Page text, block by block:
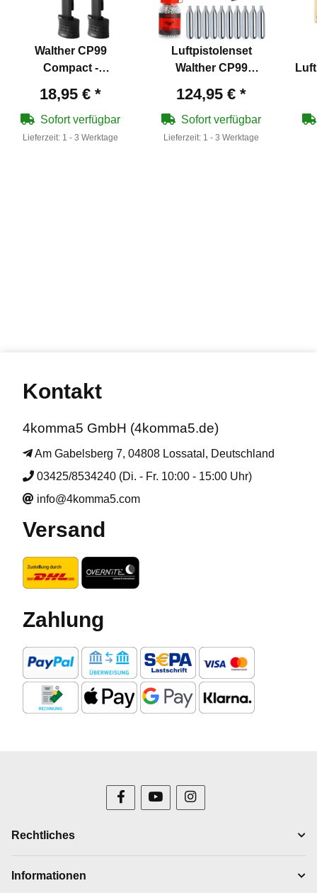
Walther CP99
Compact -
Pack)
18,95 € *
Sofort verfügbar
Lieferzeit: 1 - 3 Werktage
Luftpistolenset
Walther CP99
mm BB Blowback
(P18)+ 10 Co2 + 1500
Schuss
124,95 € *
Sofort verfügbar
Lieferzeit: 1 - 3 Werktage
Kontakt
4komma5 GmbH (4komma5.de)
Am Gabelsberg 7, 04808 Lossatal, Deutschland
03425/8534240 (Di. - Fr. 10:00 - 15:00 Uhr)
info@4komma5.com
Versand
Zahlung
Rechtliches
Informationen